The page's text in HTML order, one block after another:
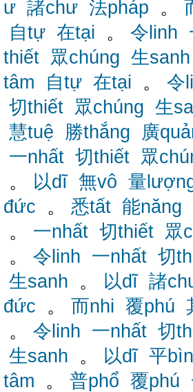
ư 諸chư 法pháp 。
自tự 在tại 。 令linh
thiết 眾chúng 生sanh
tâm
自tự 在tại 。 令
切thiết 眾chúng 生
慧tuệ
勝thắng 廣
一nhất 切thiết 眾
。 以dĩ 無vô 量
đức 。 悉tất 能năng
。 一nhất 切thiết 眾
。 令linh 一nhất 切
生sanh 。 以dĩ 諸
đức 。 而nhi 覆phú
。 令linh 一nhất 切
生sanh 。 以dĩ 平
tâm 。 普phổ 覆phú